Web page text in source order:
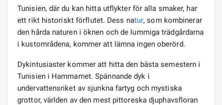
Tunisien, där du kan hitta utflykter för alla smaker, har
ett rikt historiskt förflutet. Dess natur, som kombinerar
den hårda naturen i öknen och de lummiga trädgårdarna
i kustområdena, kommer att lämna ingen oberörd.
Dykintusiaster kommer att hitta den bästa semestern i
Tunisien i Hammamet. Spännande dyk i
undervattensriket av sjunkna fartyg och mystiska
grottor, världen av den mest pittoreska djuphavsfloran